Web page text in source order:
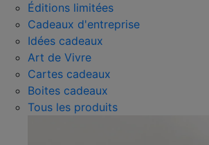
Éditions limitées
Cadeaux d'entreprise
Idées cadeaux
Art de Vivre
Cartes cadeaux
Boites cadeaux
Tous les produits